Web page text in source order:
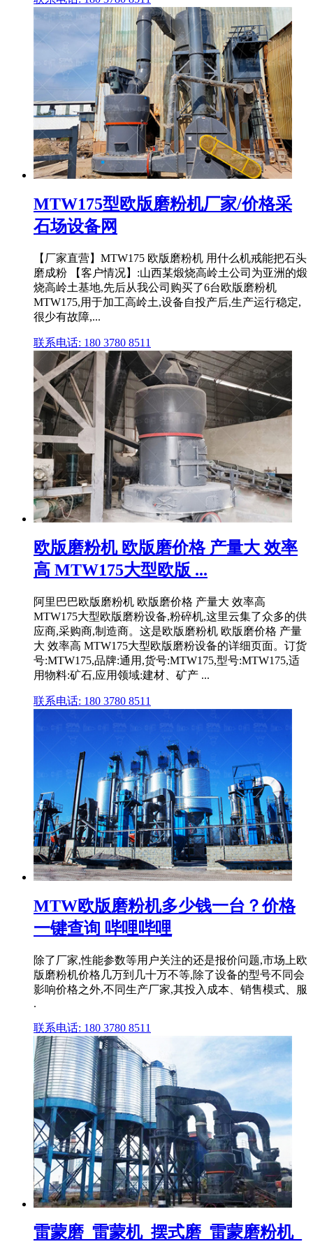
MTW175型欧版磨粉机厂家/价格采
石场设备网
【厂家直营】MTW175 欧版磨粉机 用什么机戒能把石头
磨成粉 【客户情况】:山西某煅烧高岭土公司为亚洲的煅
烧高岭土基地,先后从我公司购买了6台欧版磨粉机
MTW175,用于加工高岭土,设备自投产后,生产运行稳定,
很少有故障,...
联系电话: 180 3780 8511
欧版磨粉机 欧版磨价格 产量大 效率
高 MTW175大型欧版 ...
阿里巴巴欧版磨粉机 欧版磨价格 产量大 效率高
MTW175大型欧版磨粉设备,粉碎机,这里云集了众多的供
应商,采购商,制造商。这是欧版磨粉机 欧版磨价格 产量
大 效率高 MTW175大型欧版磨粉设备的详细页面。订货
号:MTW175,品牌:通用,货号:MTW175,型号:MTW175,适
用物料:矿石,应用领域:建材、矿产 ...
联系电话: 180 3780 8511
MTW欧版磨粉机多少钱一台？价格
一键查询 哔哩哔哩
除了厂家,性能参数等用户关注的还是报价问题,市场上欧
版磨粉机价格几万到几十万不等,除了设备的型号不同会
影响价格之外,不同生产厂家,其投入成本、销售模式、服
.
联系电话: 180 3780 8511
雷蒙磨_雷蒙机_摆式磨_雷蒙磨粉机_